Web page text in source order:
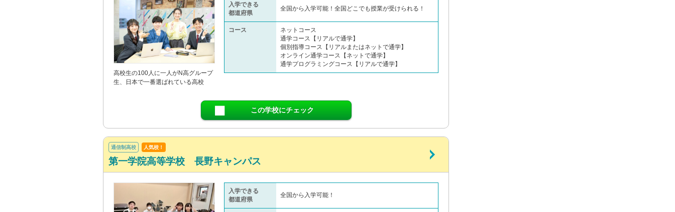
高校生の100人に一人がN高グループ
生、日本で一番選ばれている高校
入学できる
都道府県
全国から入学可能！全国どこでも授業が受けられる！
コース
ネットコース
通学コース【リアルで通学】
個別指導コース【リアルまたはネットで通学】
オンライン通学コース【ネットで通学】
通学プログラミングコース【リアルで通学】
この学校にチェック
通信制高校 人気校！
第一学院高等学校 長野キャンパス
入学できる
都道府県
全国から入学可能！